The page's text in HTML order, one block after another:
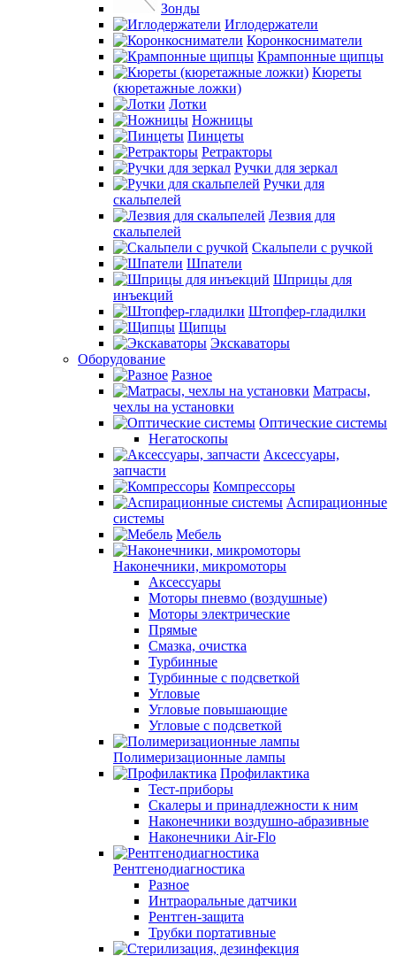
Зонды
Иглодержатели
Коронкосниматели
Крампонные щипцы
Кюреты
(кюретажные ложки)
Лотки
Ножницы
Пинцеты
Ретракторы
Ручки для зеркал
Ручки для
скальпелей
Лезвия для
скальпелей
Скальпели с ручкой
Шпатели
Шприцы для
инъекций
Штопфер-гладилки
Щипцы
Экскаваторы
Оборудование
Разное
Матрасы,
чехлы на установки
Оптические системы
Негатоскопы
Аксессуары,
запчасти
Компрессоры
Аспирационные
системы
Мебель
Наконечники, микромоторы
Аксессуары
Моторы пневмо (воздушные)
Моторы электрические
Прямые
Смазка, очистка
Турбинные
Турбинные с подсветкой
Угловые
Угловые повышающие
Угловые с подсветкой
Полимеризационные лампы
Профилактика
Тест-приборы
Скалеры и принадлежности к ним
Наконечники воздушно-абразивные
Наконечники Air-Flo
Рентгенодиагностика
Разное
Интраоральные датчики
Рентген-защита
Трубки портативные